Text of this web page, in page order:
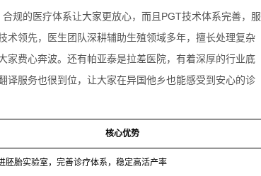
规的医疗体系让大家更放心，而且PGT技术体系完善，服
术领先，医生团队深耕辅助生殖领域多年，擅长处理复杂
家费心奔波。还有帕亚泰是拉差医院，有着深厚的行业底
译服务也很到位，让大家在异国他乡也能感受到安心的诊
核心优势
胚胎实验室，完善诊疗体系，稳定高活产率